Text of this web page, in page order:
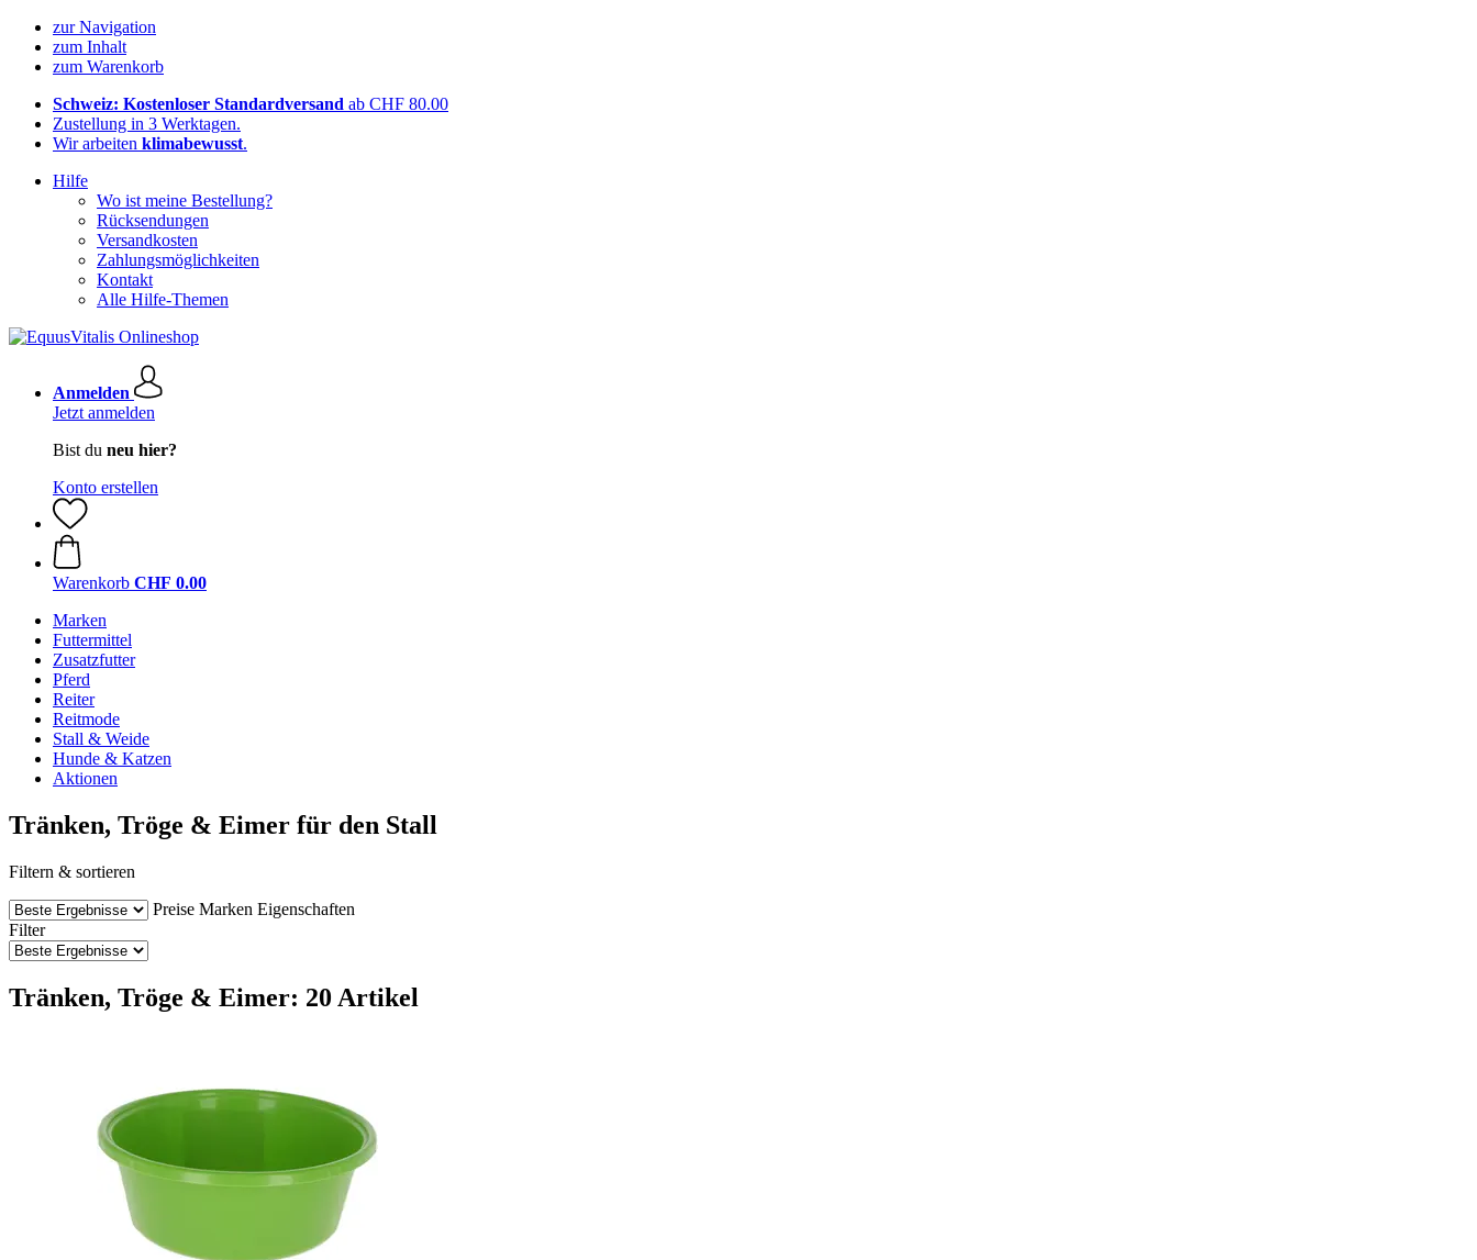
zur Navigation
zum Inhalt
zum Warenkorb
Schweiz: Kostenloser Standardversand ab CHF 80.00
Zustellung in 3 Werktagen.
Wir arbeiten klimabewusst.
Hilfe
Wo ist meine Bestellung?
Rücksendungen
Versandkosten
Zahlungsmöglichkeiten
Kontakt
Alle Hilfe-Themen
Anmelden
Jetzt anmelden
Bist du neu hier?
Konto erstellen
Warenkorb CHF 0.00
Marken
Futtermittel
Zusatzfutter
Pferd
Reiter
Reitmode
Stall & Weide
Hunde & Katzen
Aktionen
Tränken, Tröge & Eimer für den Stall
Filtern & sortieren
Preise Marken Eigenschaften
Filter
Tränken, Tröge & Eimer: 20 Artikel